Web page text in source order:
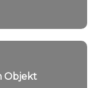
Objekt​​